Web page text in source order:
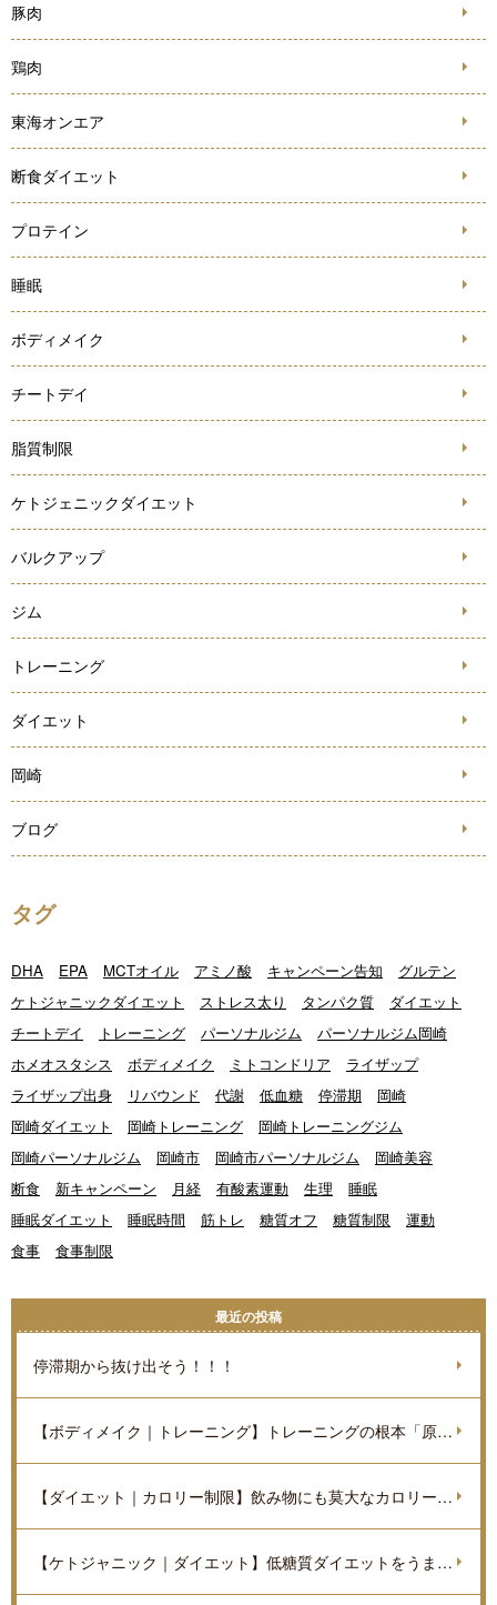
豚肉
鶏肉
東海オンエア
断食ダイエット
プロテイン
睡眠
ボディメイク
チートデイ
脂質制限
ケトジェニックダイエット
バルクアップ
ジム
トレーニング
ダイエット
岡崎
ブログ
タグ
DHA EPA MCTオイル アミノ酸 キャンペーン告知
グルテン
ケトジャニックダイエット
ストレス太り タンパク質
ダイエット
チートデイ
トレーニング パーソナルジム
パーソナルジム岡崎
ホメオスタシス
ボディメイク ミトコンドリア
ライザップ
ライザップ出身
リバウンド 代謝 低血糖 停滞期
岡崎
岡崎ダイエット
岡崎トレーニング
岡崎トレーニングジム
岡崎パーソナルジム
岡崎市 岡崎市パーソナルジム
岡崎美容
断食
新キャンペーン 月経 有酸素運動 生理
睡眠
睡眠ダイエット
睡眠時間 筋トレ 糖質オフ 糖質制限
運動
食事
食事制限
最近の投稿
停滞期から抜け出そう！！！
【ボディメイク｜トレーニング】トレーニングの根本「原理原則」を理解しよう。
【ダイエット｜カロリー制限】飲み物にも莫大なカロリーがあるのをご存知ですか？
【ケトジャニック｜ダイエット】低糖質ダイエットをうまく進めていくポイントを解説